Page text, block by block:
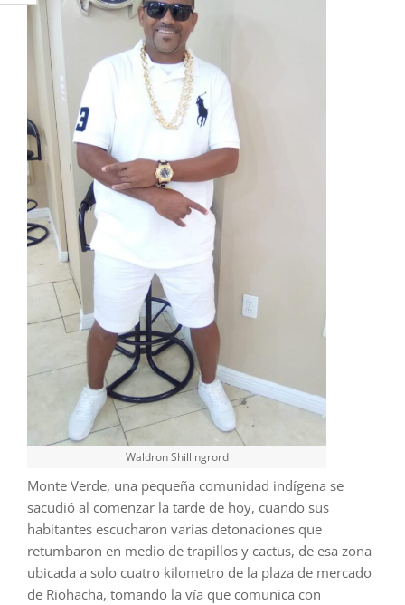
Waldron Shillingrord
Monte Verde, una pequeña comunidad indígena se
sacudió al comenzar la tarde de hoy, cuando sus
habitantes escucharon varias detonaciones que
retumbaron en medio de trapillos y cactus, de esa zona
ubicada a solo cuatro kilometro de la plaza de mercado
de Riohacha, tomando la vía que comunica con